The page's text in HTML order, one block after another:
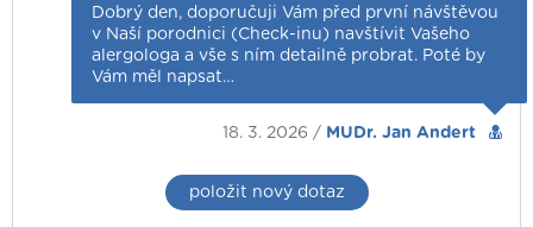
Dobrý den, doporučuji Vám před první návštěvou
v Naší porodnici (Check-inu) navštívit Vašeho
alergologa a vše s ním detailně probrat. Poté by
Vám měl napsat…
18. 3. 2026 / MUDr. Jan Andert
položit nový dotaz